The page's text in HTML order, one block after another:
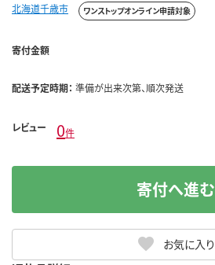
北海道千歳市 ワンストップオンライン申請対象
寄付金額
配送予定時期： 準備が出来次第、順次発送
レビュー 0件
お気に入り
寄付へ進む